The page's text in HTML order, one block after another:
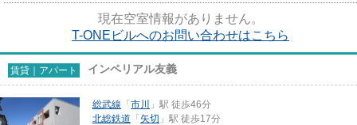
現在空室情報がありません。
T-ONEビルへのお問い合わせはこちら
賃貸｜アパート インペリアル友義
総武線 「 市川
」駅 徒歩46分
北総鉄道 「 矢切 」駅 徒歩17分